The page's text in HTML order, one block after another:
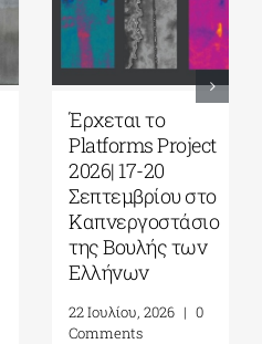
Έρχεται το
Platforms Project
2026| 17-20
Σεπτεμβρίου στο
Καπνεργοστάσιο
της Βουλής των
Ελλήνων
22 Ιουλίου, 2026 |
Comments